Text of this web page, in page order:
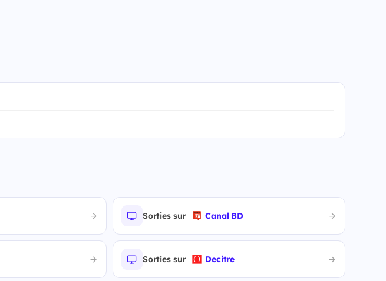
Sorties sur Canal BD
Sorties sur Decitre